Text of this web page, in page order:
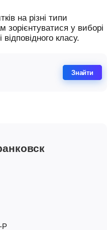
у виборі
класу.
Знайти
Р